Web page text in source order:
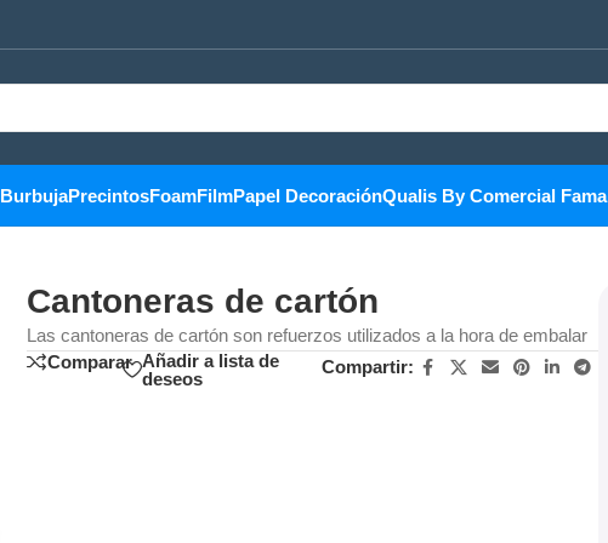
BurbujaPrecintosFoamFilmPapel DecoraciónQualis By Comercial Fama
Cantoneras de cartón
Las cantoneras de cartón son refuerzos utilizados a la hora de embalar
Comparar Añadir a lista de
deseos
Compartir: